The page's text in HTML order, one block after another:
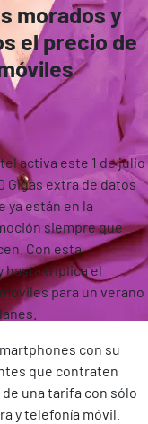
morados y
el precio de
activa este 1 de julio
Gigas extra de datos
ya están en la
siempre que
Con esta
hasta triplica el
para un verano
con su
que contraten
una tarifa con sólo
y telefonía móvil.